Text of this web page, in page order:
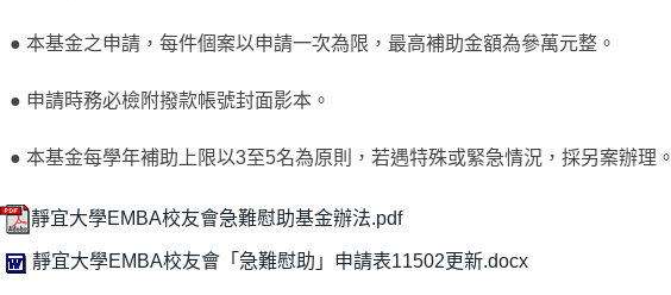
● 本基金之申請，每件個案以申請一次為限，最高補助金額為參萬元整。
● 申請時務必檢附撥款帳號封面影本。
● 本基金每學年補助上限以3至5名為原則，若遇特殊或緊急情況，採另案辦理。
靜宜大學EMBA校友會急難慰助基金辦法.pdf
靜宜大學EMBA校友會「急難慰助」申請表11502更新.docx